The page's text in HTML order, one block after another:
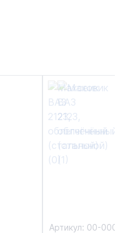
Артикул: 00-